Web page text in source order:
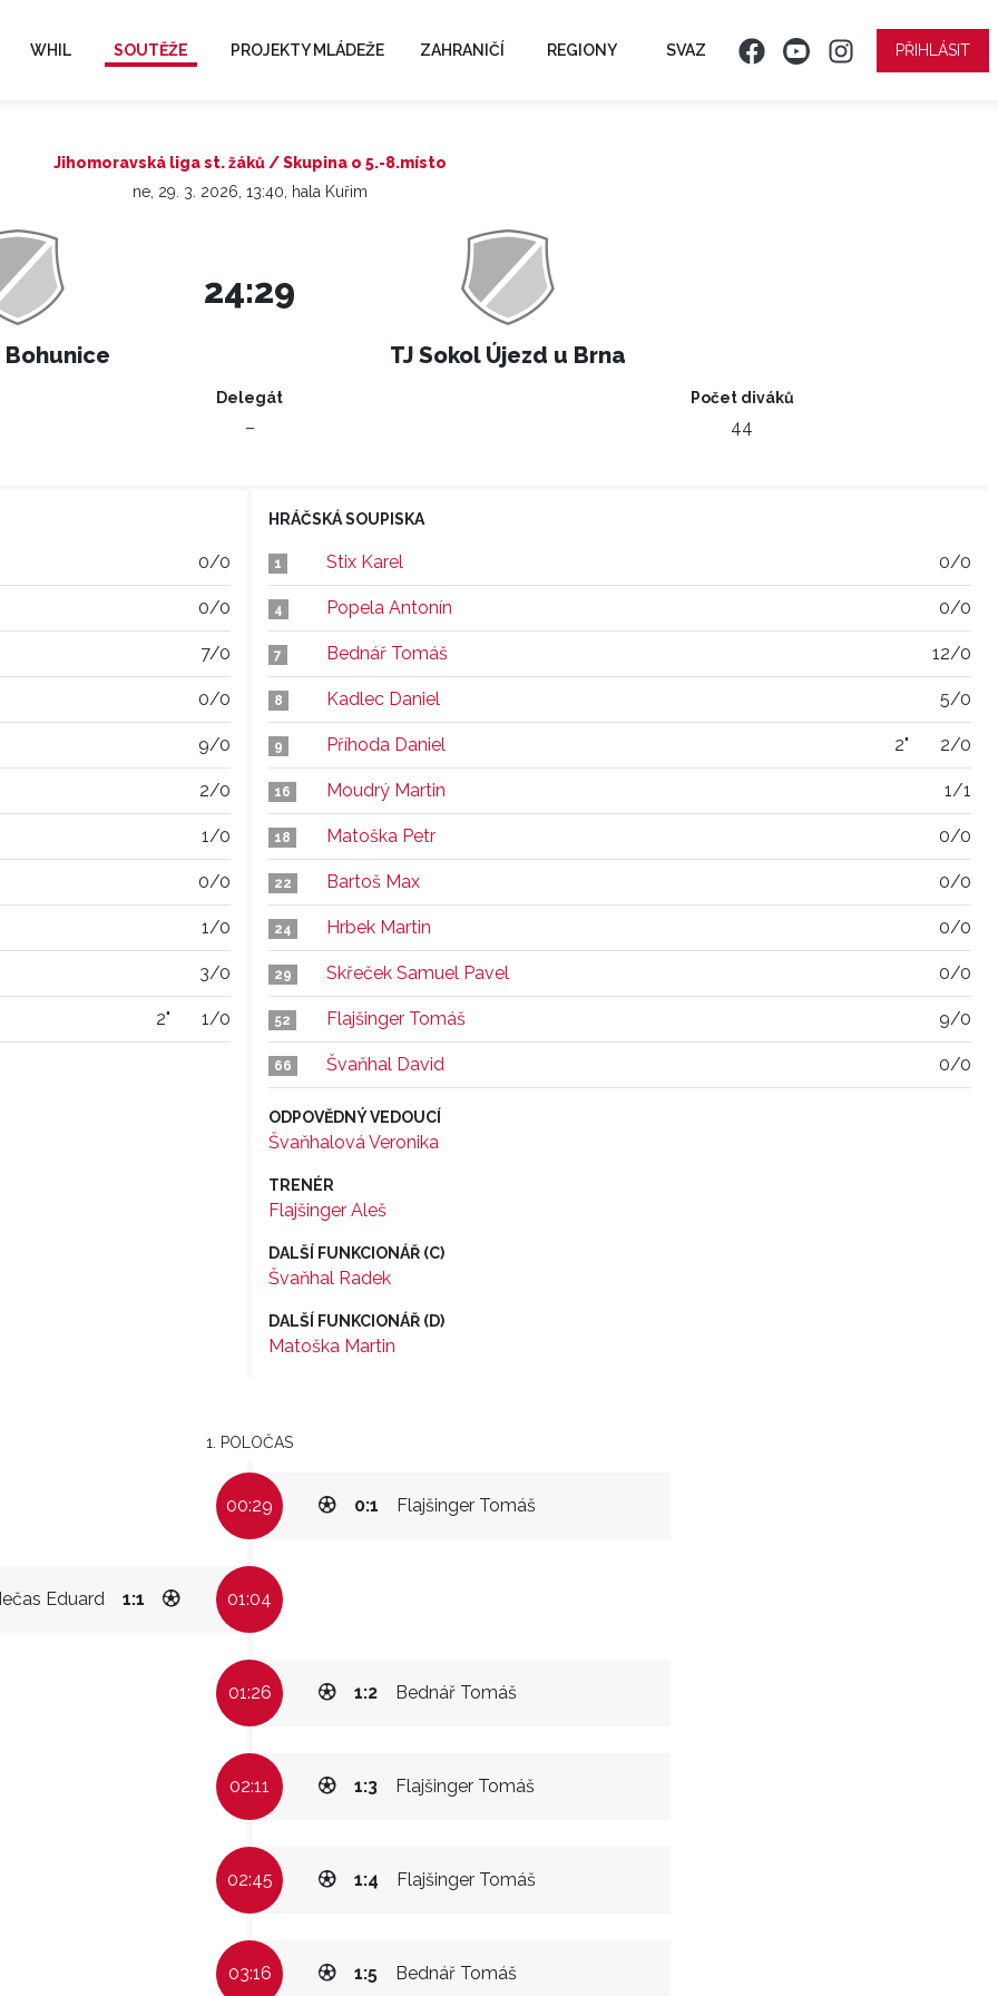
WHIL SOUTĚŽE PROJEKTY MLÁDEŽE ZAHRANIČÍ REGIONY SVAZ PŘIHLÁSIT
Jihomoravská liga st. žáků / Skupina o 5.-8.místo
ne, 29. 3. 2026, 13:40, hala Kuřim
24:29
TJ Sokol Újezd u Brna
Delegát
–
Počet diváků
44
0/0
0/0
7/0
0/0
9/0
2/0
1/0
0/0
1/0
3/0
2" 1/0
HRÁČSKÁ SOUPISKA
1 Stix Karel 0/0
4 Popela Antonín 0/0
7 Bednář Tomáš 12/0
8 Kadlec Daniel 5/0
9 Příhoda Daniel 2" 2/0
16 Moudrý Martin 1/1
18 Matoška Petr 0/0
22 Bartoš Max 0/0
24 Hrbek Martin 0/0
29 Skřeček Samuel Pavel 0/0
52 Flajšinger Tomáš 9/0
66 Švaňhal David 0/0
ODPOVĚDNÝ VEDOUCÍ
Švaňhalová Veronika
TRENÉR
Flajšinger Aleš
DALŠÍ FUNKCIONÁŘ (C)
Švaňhal Radek
DALŠÍ FUNKCIONÁŘ (D)
Matoška Martin
1. POLOČAS
00:29 Flajšinger Tomáš
0:1
Eduard 1:1 01:04
01:26 Bednář Tomáš
1:2
02:11 Flajšinger Tomáš
1:3
02:45 Flajšinger Tomáš
1:4
03:16 Bednář Tomáš
1:5